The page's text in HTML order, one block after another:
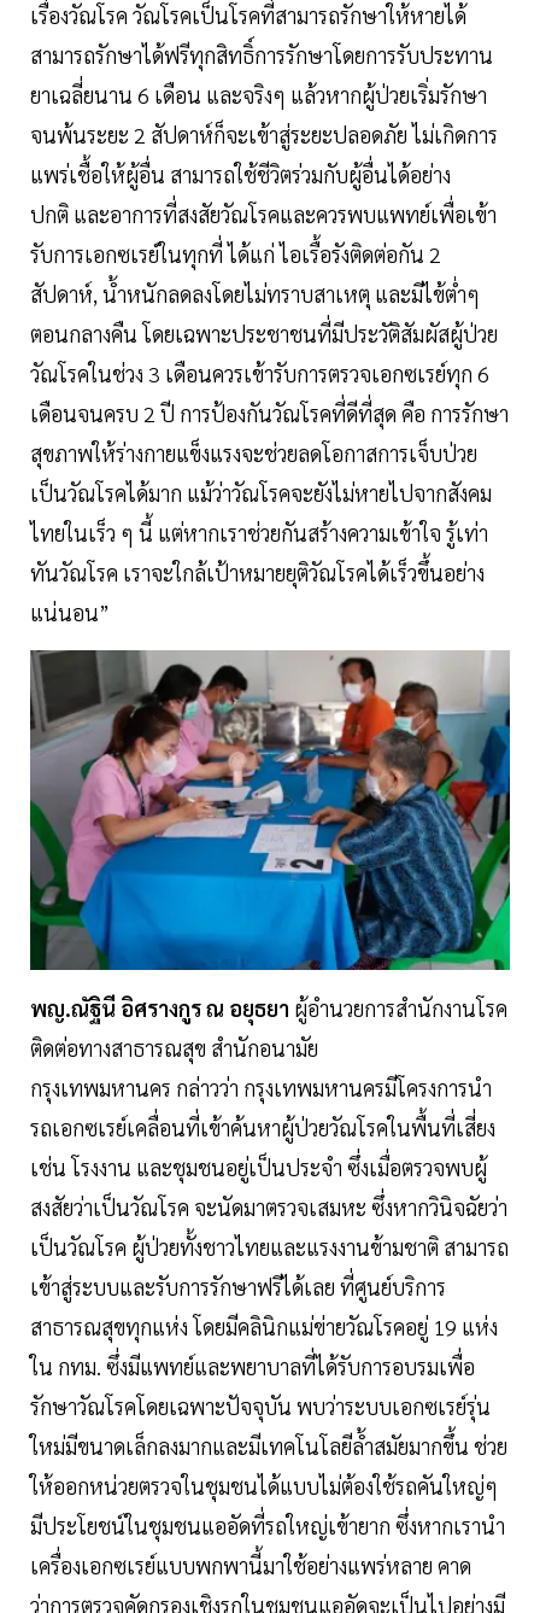
เรื่องวัณโรค วัณโรคเป็นโรคที่สามารถรักษาให้หายได้
สามารถรักษาได้ฟรีทุกสิทธิ์การรักษาโดยการรับประทาน
ยาเฉลี่ยนาน 6 เดือน และจริงๆ แล้วหากผู้ป่วยเริ่มรักษา
จนพ้นระยะ 2 สัปดาห์ก็จะเข้าสู่ระยะปลอดภัย ไม่เกิดการ
แพร่เชื้อให้ผู้อื่น สามารถใช้ชีวิตร่วมกับผู้อื่นได้อย่าง
ปกติ และอาการที่สงสัยวัณโรคและควรพบแพทย์เพื่อเข้า
รับการเอกซเรย์ในทุกที่ ได้แก่ ไอเรื้อรังติดต่อกัน 2
สัปดาห์, น้ำหนักลดลงโดยไม่ทราบสาเหตุ และมีไข้ต่ำๆ
ตอนกลางคืน โดยเฉพาะประชาชนที่มีประวัติสัมผัสผู้ป่วย
วัณโรคในช่วง 3 เดือนควรเข้ารับการตรวจเอกซเรย์ทุก 6
เดือนจนครบ 2 ปี การป้องกันวัณโรคที่ดีที่สุด คือ การรักษา
สุขภาพให้ร่างกายแข็งแรงจะช่วยลดโอกาสการเจ็บป่วย
เป็นวัณโรคได้มาก แม้ว่าวัณโรคจะยังไม่หายไปจากสังคม
ไทยในเร็ว ๆ นี้ แต่หากเราช่วยกันสร้างความเข้าใจ รู้เท่า
ทันวัณโรค เราจะใกล้เป้าหมายยุติวัณโรคได้เร็วขึ้นอย่าง
แน่นอน”
พญ.ณัฐินี อิศรางกูร ณ อยุธยา ผู้อำนวยการสำนักงานโรค
ติดต่อทางสาธารณสุข สำนักอนามัย
กรุงเทพมหานคร กล่าวว่า กรุงเทพมหานครมีโครงการนำ
รถเอกซเรย์เคลื่อนที่เข้าค้นหาผู้ป่วยวัณโรคในพื้นที่เสี่ยง
เช่น โรงงาน และชุมชนอยู่เป็นประจำ ซึ่งเมื่อตรวจพบผู้
สงสัยว่าเป็นวัณโรค จะนัดมาตรวจเสมหะ ซึ่งหากวินิจฉัยว่า
เป็นวัณโรค ผู้ป่วยทั้งชาวไทยและแรงงานข้ามชาติ สามารถ
เข้าสู่ระบบและรับการรักษาฟรีได้เลย ที่ศูนย์บริการ
สาธารณสุขทุกแห่ง โดยมีคลินิกแม่ข่ายวัณโรคอยู่ 19 แห่ง
ใน กทม. ซึ่งมีแพทย์และพยาบาลที่ได้รับการอบรมเพื่อ
รักษาวัณโรคโดยเฉพาะปัจจุบัน พบว่าระบบเอกซเรย์รุ่น
ใหม่มีขนาดเล็กลงมากและมีเทคโนโลยีล้ำสมัยมากขึ้น ช่วย
ให้ออกหน่วยตรวจในชุมชนได้แบบไม่ต้องใช้รถคันใหญ่ๆ
มีประโยชน์ในชุมชนแออัดที่รถใหญ่เข้ายาก ซึ่งหากเรานำ
เครื่องเอกซเรย์แบบพกพานี้มาใช้อย่างแพร่หลาย คาด
ว่าการตรวจคัดกรองเชิงรุกในชุมชนแออัดจะเป็นไปอย่างมี